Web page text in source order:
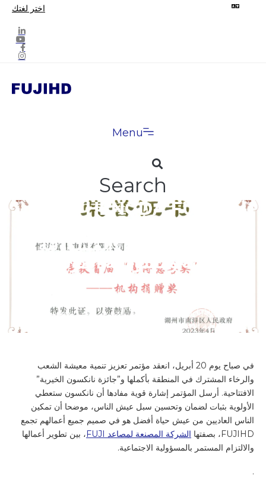
اختر لغتك
Menu
Search
فازت HENGDA FUJI بأول
سلطت الضوء على المسؤولية
الاجتماعية ومسؤولية المؤسسة
Hengda Fuji بأول “جائزة Nanxun الخيرية”، التي سلطت الضوء
على المسؤولية الاجتماعية ومسؤولية المؤسسة
في صباح يوم 20 أبريل، انعقد مؤتمر تعزيز تنمية معيشة الشعب
والرخاء المشترك في المنطقة بأكملها و”جائزة نانكسون الخيرية”
الافتتاحية. أرسل المؤتمر إشارة قوية مفادها أن نانكسون ستعطي
الأولوية بثبات لضمان وتحسين سبل عيش الناس، موضحا أن تمكين
الناس العاديين من عيش حياة أفضل هو في صميم جميع أعمالهم تجمع
FUJIHD، بصفتها
الشركة المصنعة لمصاعد FUJI
، بين تطوير أعمالها
والالتزام المستمر بالمسؤولية الاجتماعية.
.